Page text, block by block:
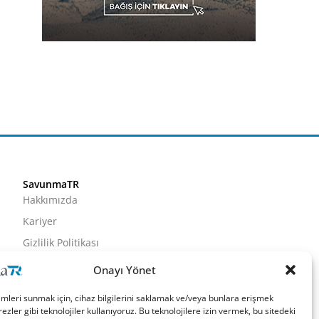
Onayı Yönet
sunmak için, cihaz bilgilerini saklamak ve/veya bunlara erişmek
gibi teknolojiler kullanıyoruz. Bu teknolojilere izin vermek, bu sitedeki
SavunmaTR
Hakkımızda
Kariyer
Gizlilik Politikası